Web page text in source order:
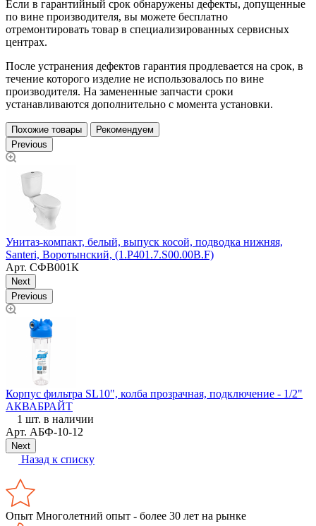
Если в гарантийный срок обнаружены дефекты, допущенные
по вине производителя, вы можете бесплатно
отремонтировать товар в специализированных сервисных
центрах.
После устранения дефектов гарантия продлевается на срок, в
течение которого изделие не использовалось по вине
производителя. На замененные запчасти сроки
устанавливаются дополнительно с момента установки.
Похожие товары
Рекомендуем
Previous
Унитаз-компакт, белый, выпуск косой, подводка нижняя,
Santeri, Воротынский, (1.P401.7.S00.00B.F)
Арт. СФВ001К
Next
Previous
Корпус фильтра SL10", колба прозрачная, подключение - 1/2"
АКВАБРАЙТ
1 шт. в наличии
Арт. АБФ-10-12
Next
Назад к списку
Опыт Многолетний опыт - более 30 лет на рынке